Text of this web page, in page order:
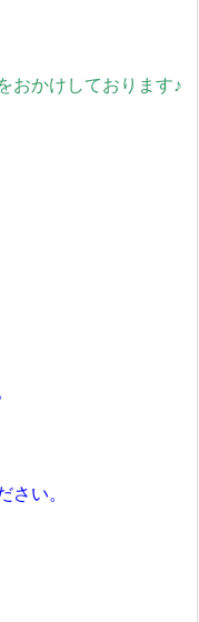
おかけしております♪
い。